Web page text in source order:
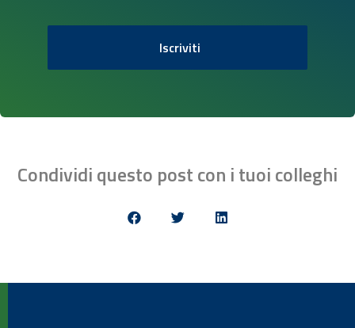
Iscriviti
Condividi questo post con i tuoi colleghi